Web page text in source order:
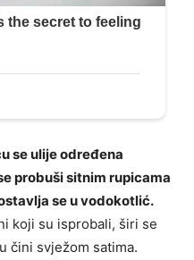
se ulije određena
probuši sitnim rupicama
se u vodokotlić.
koji su isprobali, širi se
čini svježom satima.